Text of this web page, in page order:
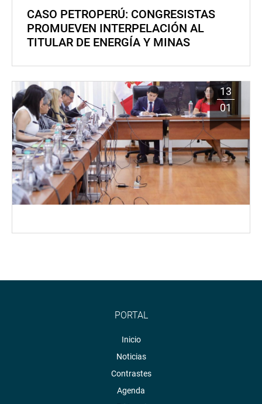
CASO PETROPERÚ: CONGRESISTAS
PROMUEVEN INTERPELACIÓN AL
TITULAR DE ENERGÍA Y MINAS
13
01
PORTAL
Inicio
Noticias
Contrastes
Agenda